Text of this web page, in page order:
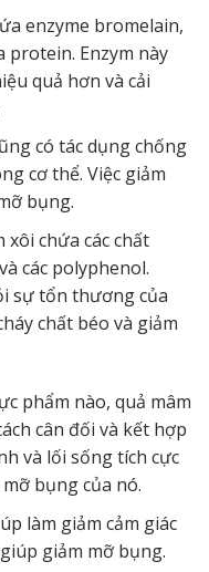
enzyme bromelain,
protein. Enzym này
quả hơn và cải
có tác dụng chống
cơ thể. Việc giảm
bụng.
xôi chứa các chất
các polyphenol.
sự tổn thương của
chất béo và giảm
phẩm nào, quả mâm
cân đối và kết hợp
và lối sống tích cực
bụng của nó.
làm giảm cảm giác
giảm mỡ bụng.